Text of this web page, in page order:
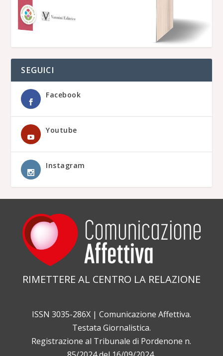
SEGUICI
Facebook
Youtube
Instagram
RIMETTERE AL CENTRO LA RELAZIONE
ISSN 3035-286X | Comunicazione Affettiva.
Testata Giornalistica.
Registrazione al Tribunale di Pordenone n.